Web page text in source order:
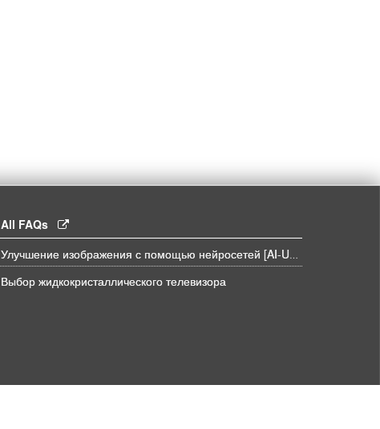
All FAQs
Выбор жидкокристаллического телевизора